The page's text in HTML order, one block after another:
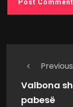
Valbona
pabesë